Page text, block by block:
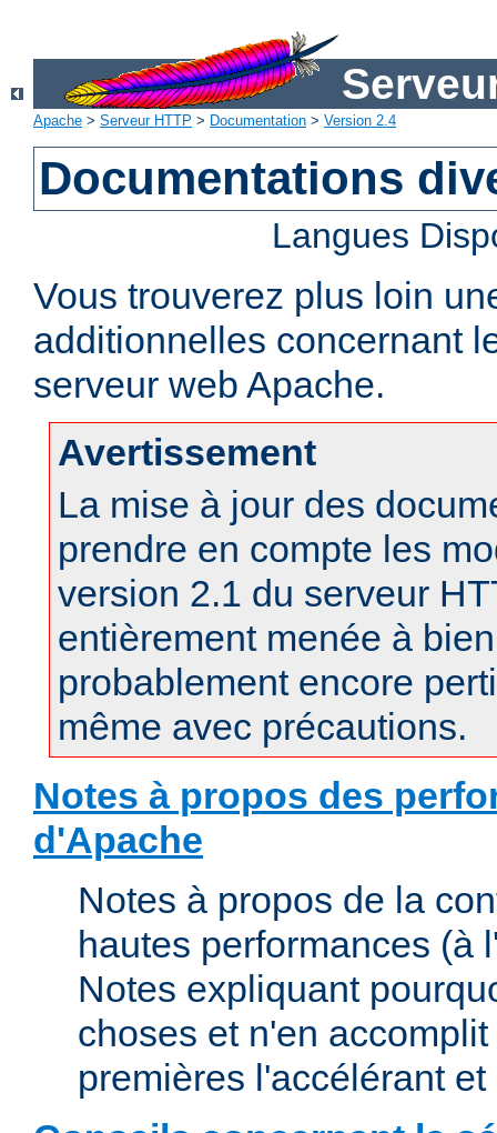
Apache > Serveur HTTP > Documentation > Version 2.4
Documentations
Langues
Vous trouverez plus loin
additionnelles concernant
serveur web Apache.
Avertissement
La mise à jour des
prendre en compte les
version 2.1 du serveur
entièrement menée à
probablement encore
même avec précautions.
Notes à propos des
d'Apache
Notes à propos de la
hautes performances (à
Notes expliquant
choses et n'en
premières l'accélérant